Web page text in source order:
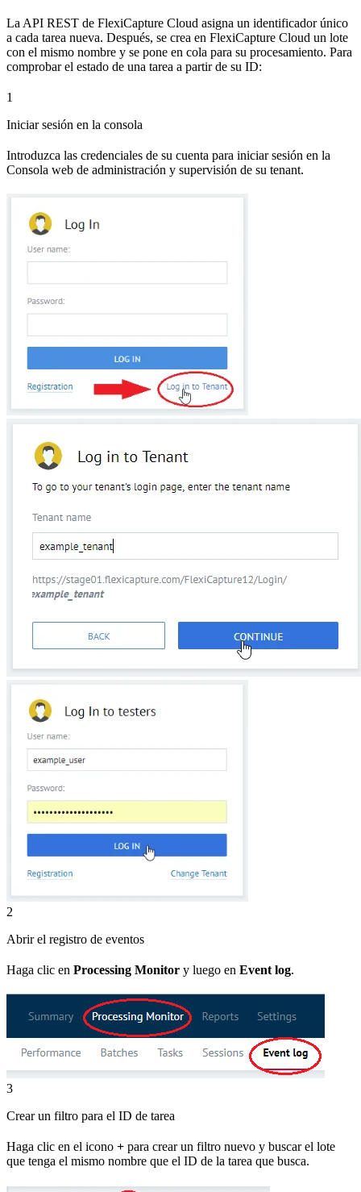
La API REST de FlexiCapture Cloud asigna un identificador único
a cada tarea nueva. Después, se crea en FlexiCapture Cloud un lote
con el mismo nombre y se pone en cola para su procesamiento. Para
comprobar el estado de una tarea a partir de su ID:
1
Iniciar sesión en la consola
Introduzca las credenciales de su cuenta para iniciar sesión en la
Consola web de administración y supervisión de su tenant.
2
Abrir el registro de eventos
Haga clic en Processing Monitor y luego en Event log.
3
Crear un filtro para el ID de tarea
Haga clic en el icono + para crear un filtro nuevo y buscar el lote
que tenga el mismo nombre que el ID de la tarea que busca.